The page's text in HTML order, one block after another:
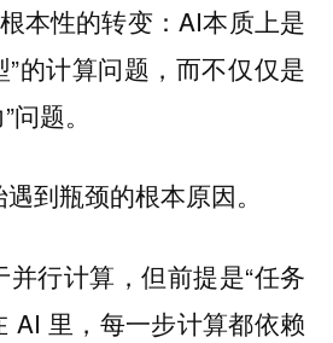
本性的转变：AI本质上是
”的计算问题，而不仅仅是
问题。
到瓶颈的根本原因。
行计算，但前提是“任务
AI 里，每一步计算都依赖